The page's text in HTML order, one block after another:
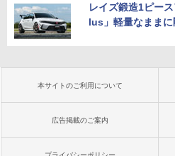
レイズ鍛造1ピー
lus」軽量なままに
本サイトのご利用について
広告掲載のご案内